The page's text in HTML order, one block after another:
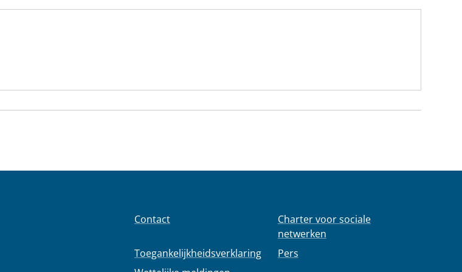
Contact
Toegankelijkheidsverklaring
Charter voor sociale
netwerken
Pers